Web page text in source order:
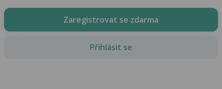
Zaregistrovat se zdarma
Přihlásit se